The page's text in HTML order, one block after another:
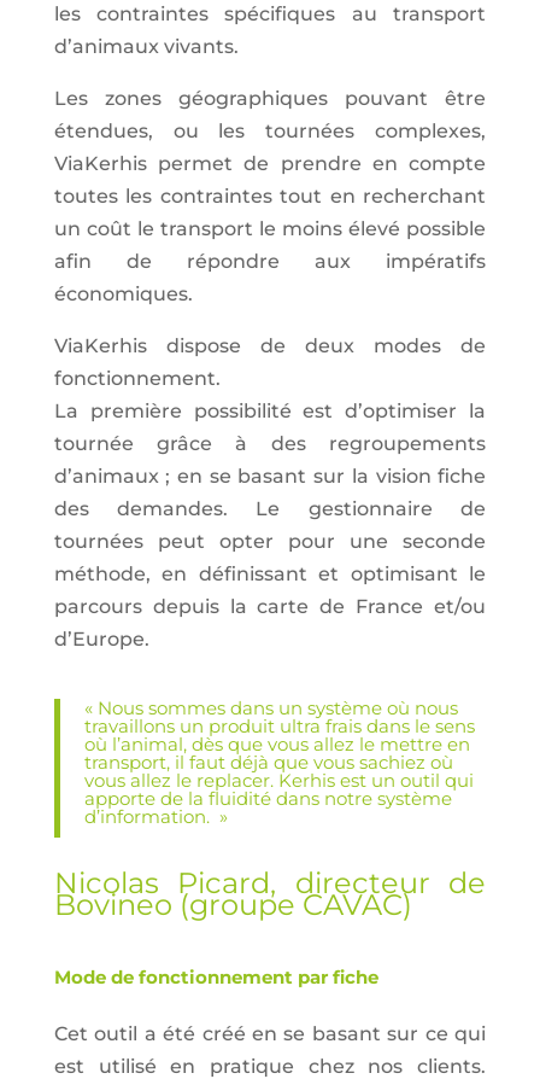
les contraintes spécifiques au transport
d’animaux vivants.
Les zones géographiques pouvant être
étendues, ou les tournées complexes,
ViaKerhis permet de prendre en compte
toutes les contraintes tout en recherchant
un coût le transport le moins élevé possible
afin de répondre aux impératifs
économiques.
ViaKerhis dispose de deux modes de
fonctionnement.
La première possibilité est d’optimiser la
tournée grâce à des regroupements
d’animaux ; en se basant sur la vision fiche
des demandes. Le gestionnaire de
tournées peut opter pour une seconde
méthode, en définissant et optimisant le
parcours depuis la carte de France et/ou
d’Europe.
« Nous sommes dans un système où nous
travaillons un produit ultra frais dans le sens
où l’animal, dès que vous allez le mettre en
transport, il faut déjà que vous sachiez où
vous allez le replacer. Kerhis est un outil qui
apporte de la fluidité dans notre système
d’information. »
Nicolas Picard, directeur de
Bovineo (groupe CAVAC)
Mode de fonctionnement par fiche
Cet outil a été créé en se basant sur ce qui
est utilisé en pratique chez nos clients.